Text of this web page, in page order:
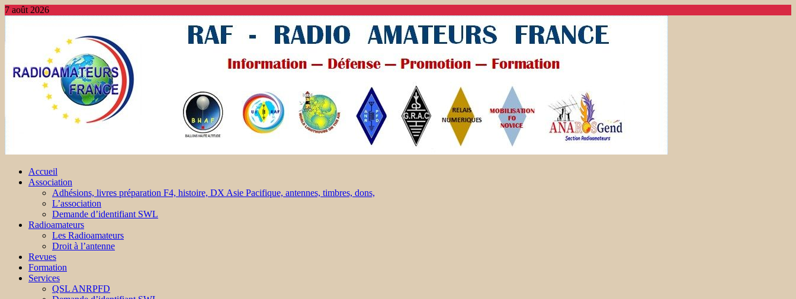
7 août 2026
Accueil
Association
Adhésions, livres préparation F4, histoire, DX Asie Pacifique, antennes, timbres, dons,
L’association
Demande d’identifiant SWL
Radioamateurs
Les Radioamateurs
Droit à l’antenne
Revues
Formation
Services
QSL ANRPFD